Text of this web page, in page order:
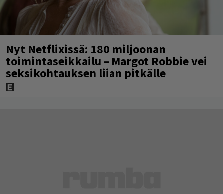
Nyt Netflixissä: 180 miljoonan
toimintaseikkailu – Margot Robbie vei
seksikohtauksen liian pitkälle